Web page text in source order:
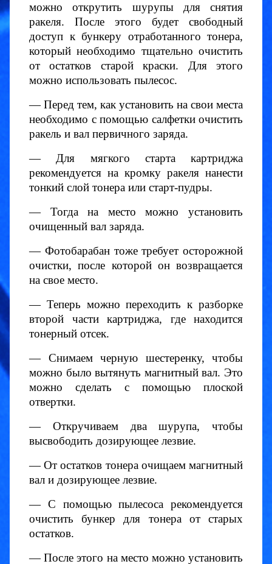
можно открутить шурупы для снятия
ракеля. После этого будет свободный
доступ к бункеру отработанного тонера,
который необходимо тщательно очистить
от остатков старой краски. Для этого
можно использовать пылесос.
— Перед тем, как установить на свои места
необходимо с помощью салфетки очистить
ракель и вал первичного заряда.
— Для мягкого старта картриджа
рекомендуется на кромку ракеля нанести
тонкий слой тонера или старт-пудры.
— Тогда на место можно установить
очищенный вал заряда.
— Фотобарабан тоже требует осторожной
очистки, после которой он возвращается
на свое место.
— Теперь можно переходить к разборке
второй части картриджа, где находится
тонерный отсек.
— Снимаем черную шестеренку, чтобы
можно было вытянуть магнитный вал. Это
можно сделать с помощью плоской
отвертки.
— Откручиваем два шурупа, чтобы
высвободить дозирующее лезвие.
— От остатков тонера очищаем магнитный
вал и дозирующее лезвие.
— С помощью пылесоса рекомендуется
очистить бункер для тонера от старых
остатков.
— После этого на место можно установить